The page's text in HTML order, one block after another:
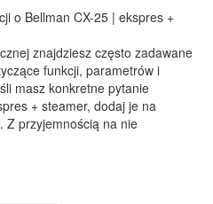
o Bellman CX-25 | ekspres +
znajdziesz często zadawane
funkcji, parametrów i
masz konkretne pytanie
+ steamer, dodaj je na
Z przyjemnością na nie